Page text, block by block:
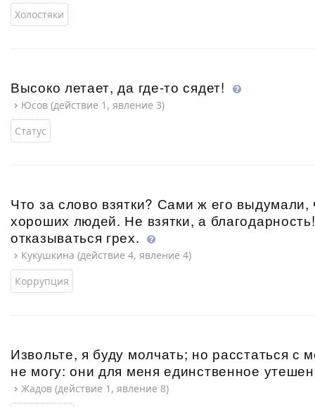
Холостяки
Высоко летает, да где-то сядет!
Юсов (действие 1, явление 3)
Статус
Что за слово взятки? Сами ж его
хороших людей. Не взятки, а
отказываться грех.
Кукушкина (действие 4, явление 4)
Коррупция
Извольте, я буду молчать; но расстаться с
не могу: они для меня единственное
Жадов (действие 1, явление 8)